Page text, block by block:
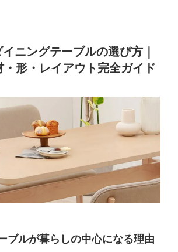
ニングテーブルの選び方｜
・形・レイアウト完全ガイド
ブルが暮らしの中心になる理由